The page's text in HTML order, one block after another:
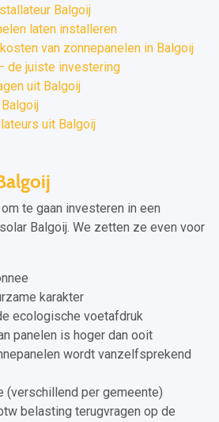
Balgoij
laten installeren
van zonnepanelen in Balgoij
de juiste investering
uit Balgoij
uit Balgoij
te gaan investeren in een
Balgoij. We zetten ze even voor
karakter
ecologische voetafdruk
panelen is hoger dan ooit
wordt vanzelfsprekend
(verschillend per gemeente)
belasting terugvragen op de